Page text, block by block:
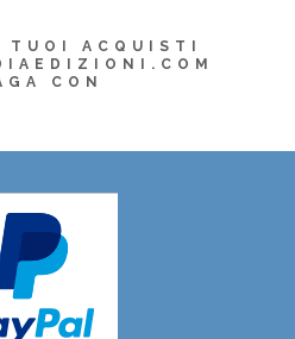
TUOI ACQUISTI
CON